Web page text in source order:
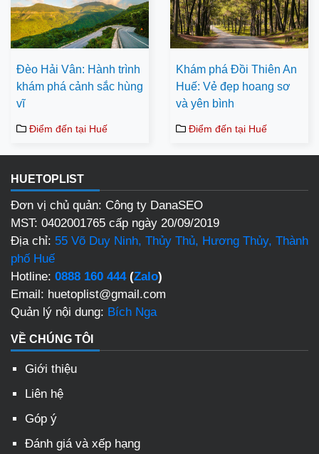
Đèo Hải Vân: Hành trình
khám phá cảnh sắc hùng
vĩ
Điểm đến tại Huế
Khám phá Đồi Thiên An
Huế: Vẻ đẹp hoang sơ
và yên bình
Điểm đến tại Huế
HUETOPLIST
Đơn vị chủ quản: Công ty DanaSEO
MST: 0402001765 cấp ngày 20/09/2019
Địa chỉ: 55 Võ Duy Ninh, Thủy Thủ, Hương Thủy, Thành
phố Huế
Hotline: 0888 160 444(Zalo)
Email: huetoplist@gmail.com
Quản lý nội dung: Bích Nga
VỀ CHÚNG TÔI
Giới thiệu
Liên hệ
Góp ý
Đánh giá và xếp hạng